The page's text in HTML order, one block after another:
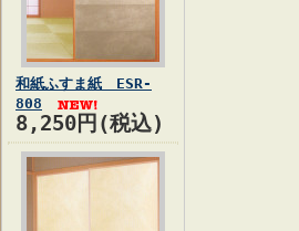
和紙ふすま紙 ESR-
808
8,250円(税込)